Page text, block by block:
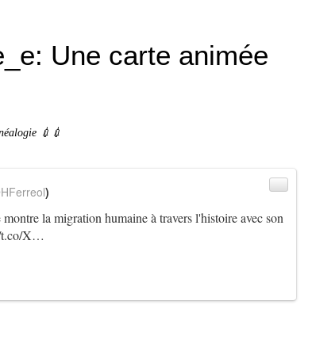
Une carte animée
💉💉
la migration humaine à travers l'histoire avec son
t.co/X…
)